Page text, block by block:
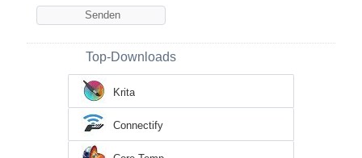
Top-Downloads
Krita
Connectify